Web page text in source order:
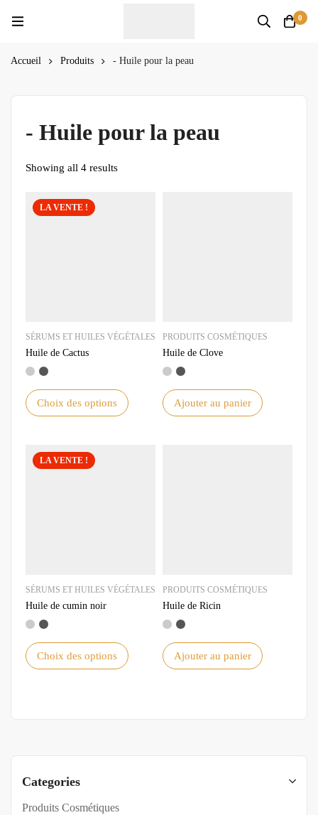
0
Accueil Produits - Huile pour la peau
Categories
Produits Cosmétiques
- Huile pour la peau
Showing all 4 results
LA VENTE !
SÉRUMS ET HUILES VÉGÉTALES
Huile de Cactus
Choix des options
PRODUITS COSMÉTIQUES
Huile de Clove
Ajouter au panier
LA VENTE !
SÉRUMS ET HUILES VÉGÉTALES
Huile de cumin noir
Choix des options
PRODUITS COSMÉTIQUES
Huile de Ricin
Ajouter au panier